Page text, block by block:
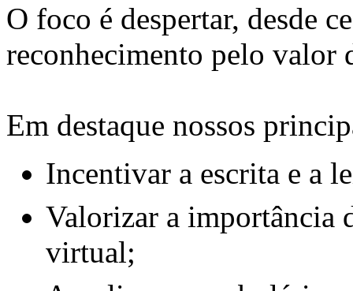
O foco é despertar, desde
reconhecimento pelo valor
Em destaque nossos
Incentivar a escrita e a
Valorizar a importância
virtual;